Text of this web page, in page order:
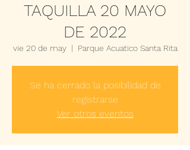
TAQUILLA 20 MAYO
DE 2022
vie 20 de may
  |
Parque Acuatico Santa Rita
Se ha cerrado la posibilidad de
registrarse
Ver otros eventos